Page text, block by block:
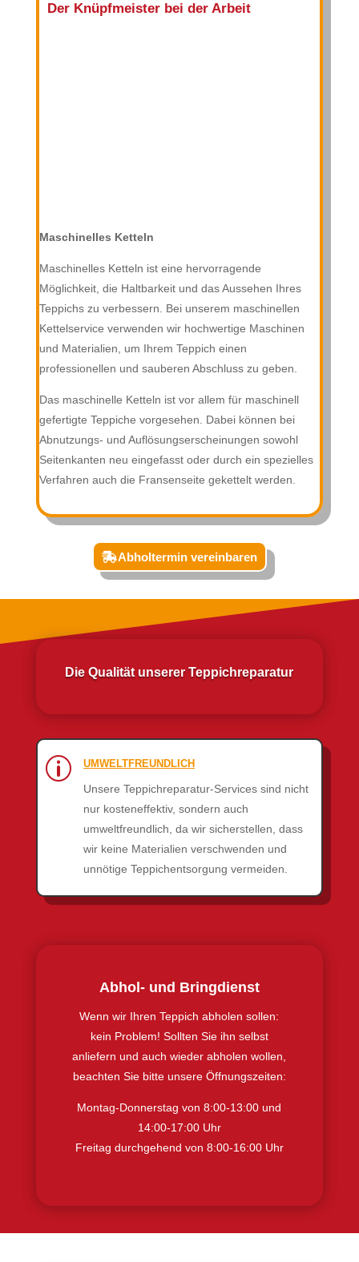
Der Knüpfmeister bei der Arbeit
Maschinelles Ketteln
Maschinelles Ketteln ist eine hervorragende
Möglichkeit, die Haltbarkeit und das Aussehen Ihres
Teppichs zu verbessern. Bei unserem maschinellen
Kettelservice verwenden wir hochwertige Maschinen
und Materialien, um Ihrem Teppich einen
professionellen und sauberen Abschluss zu geben.
Das maschinelle Ketteln ist vor allem für maschinell
gefertigte Teppiche vorgesehen. Dabei können bei
Abnutzungs- und Auflösungserscheinungen sowohl
Seitenkanten neu eingefasst oder durch ein spezielles
Verfahren auch die Fransenseite gekettelt werden.
Abholtermin vereinbaren
Die Qualität unserer Teppichreparatur
p UMWELTFREUNDLICH
Unsere Teppichreparatur-Services sind nicht
nur kosteneffektiv, sondern auch
umweltfreundlich, da wir sicherstellen, dass
wir keine Materialien verschwenden und
unnötige Teppichentsorgung vermeiden.
Abhol- und Bringdienst
Wenn wir Ihren Teppich abholen sollen:
kein Problem! Sollten Sie ihn selbst
anliefern und auch wieder abholen wollen,
beachten Sie bitte unsere Öffnungszeiten:
Montag-Donnerstag von 8:00-13:00 und
14:00-17:00 Uhr
Freitag durchgehend von 8:00-16:00 Uhr